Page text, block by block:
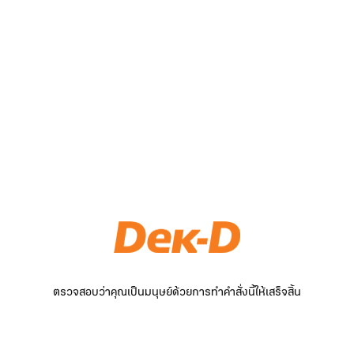
ตรวจสอบว่าคุณเป็นมนุษย์ด้วยการทำคำสั่งนี้ให้เสร็จสิ้น